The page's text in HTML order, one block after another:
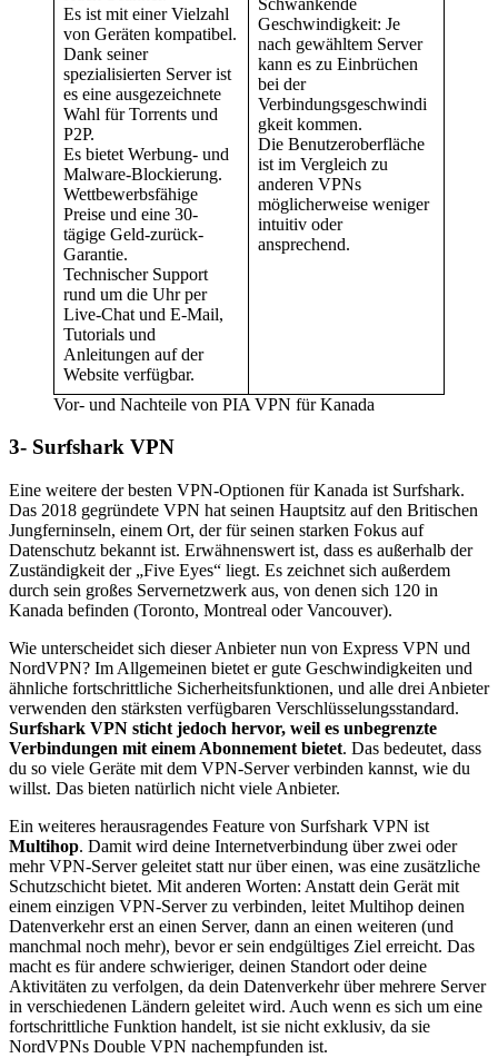
Es ist mit einer Vielzahl
von Geräten kompatibel.
Dank seiner
spezialisierten Server ist
es eine ausgezeichnete
Wahl für Torrents und
P2P.
Es bietet Werbung- und
Malware-Blockierung.
Wettbewerbsfähige
Preise und eine 30-
tägige Geld-zurück-
Garantie.
Technischer Support
rund um die Uhr per
Live-Chat und E-Mail,
Tutorials und
Anleitungen auf der
Website verfügbar.
Geschwindigkeit: Je
nach gewähltem Server
kann es zu Einbrüchen
bei der
Verbindungsgeschwindi
gkeit kommen.
Die Benutzeroberfläche
ist im Vergleich zu
anderen VPNs
möglicherweise weniger
intuitiv oder
ansprechend.
Vor- und Nachteile von PIA VPN für Kanada
3- Surfshark VPN
Eine weitere der besten VPN-Optionen für Kanada ist Surfshark.
Das 2018 gegründete VPN hat seinen Hauptsitz auf den Britischen
Jungferninseln, einem Ort, der für seinen starken Fokus auf
Datenschutz bekannt ist. Erwähnenswert ist, dass es außerhalb der
Zuständigkeit der „Five Eyes“ liegt. Es zeichnet sich außerdem
durch sein großes Servernetzwerk aus, von denen sich 120 in
Kanada befinden (Toronto, Montreal oder Vancouver).
Wie unterscheidet sich dieser Anbieter nun von Express VPN und
NordVPN? Im Allgemeinen bietet er gute Geschwindigkeiten und
ähnliche fortschrittliche Sicherheitsfunktionen, und alle drei Anbieter
verwenden den stärksten verfügbaren Verschlüsselungsstandard.
Surfshark VPN sticht jedoch hervor, weil es unbegrenzte
Verbindungen mit einem Abonnement bietet. Das bedeutet, dass
du so viele Geräte mit dem VPN-Server verbinden kannst, wie du
willst. Das bieten natürlich nicht viele Anbieter.
Ein weiteres herausragendes Feature von Surfshark VPN ist
Multihop. Damit wird deine Internetverbindung über zwei oder
mehr VPN-Server geleitet statt nur über einen, was eine zusätzliche
Schutzschicht bietet. Mit anderen Worten: Anstatt dein Gerät mit
einem einzigen VPN-Server zu verbinden, leitet Multihop deinen
Datenverkehr erst an einen Server, dann an einen weiteren (und
manchmal noch mehr), bevor er sein endgültiges Ziel erreicht. Das
macht es für andere schwieriger, deinen Standort oder deine
Aktivitäten zu verfolgen, da dein Datenverkehr über mehrere Server
in verschiedenen Ländern geleitet wird. Auch wenn es sich um eine
fortschrittliche Funktion handelt, ist sie nicht exklusiv, da sie
NordVPNs Double VPN nachempfunden ist.